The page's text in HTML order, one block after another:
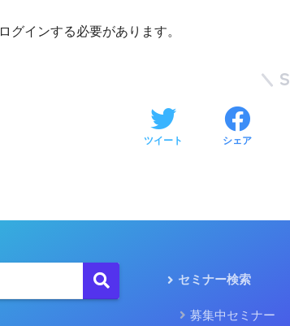
ログインする必要があります。
ツイート シェア
セミナー検索
募集中セミナー